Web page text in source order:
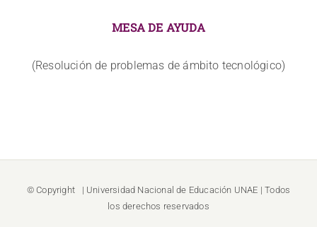
MESA DE AYUDA
(Resolución de problemas de ámbito tecnológico)
© Copyright | Universidad Nacional de Educación UNAE | Todos
los derechos reservados